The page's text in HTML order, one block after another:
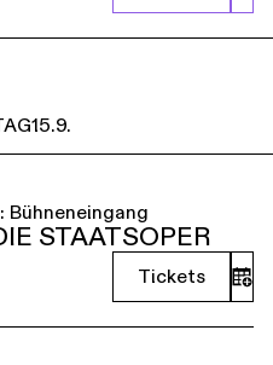
15.9.
Bühneneingang
STAATSOPER
Tickets